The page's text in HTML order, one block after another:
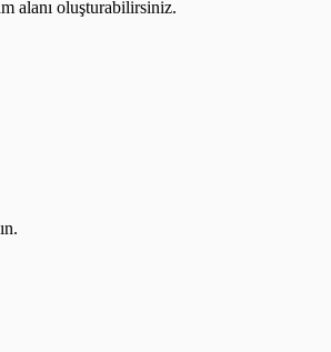
alanı oluşturabilirsiniz.